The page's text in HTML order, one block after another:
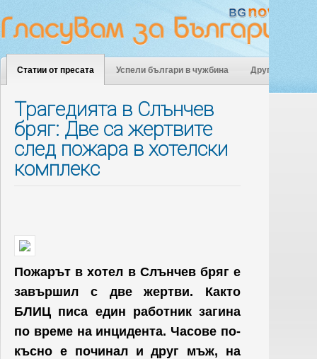
Статии от пресата Успели българи в чужбина Други
Трагедията в Слънчев
бряг: Две са жертвите
след пожара в хотелски
комплекс
Пожарът в хотел в Слънчев бряг е
завършил с две жертви. Както
БЛИЦ писа един работник загина
по време на инцидента. Часове по-
късно е починал и друг мъж, на